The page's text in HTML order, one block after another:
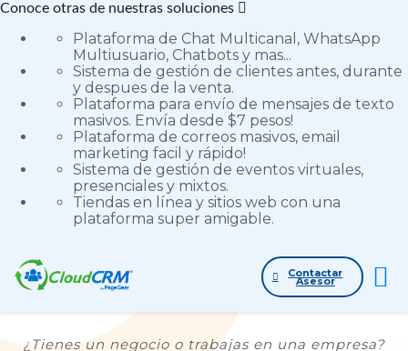
Conoce otras de nuestras soluciones
Plataforma de Chat Multicanal, WhatsApp
Multiusuario, Chatbots y mas...
Sistema de gestión de clientes antes, durante
y despues de la venta.
Plataforma para envío de mensajes de texto
masivos. Envía desde $7 pesos!
Plataforma de correos masivos, email
marketing facil y rápido!
Sistema de gestión de eventos virtuales,
presenciales y mixtos.
Tiendas en línea y sitios web con una
plataforma super amigable.
Contactar
Asesor
Volver al blog
Información General
Tips para fidelizar a un
cliente con el servicio
5 min de lectura
¿Tienes un negocio o trabajas en una empresa?